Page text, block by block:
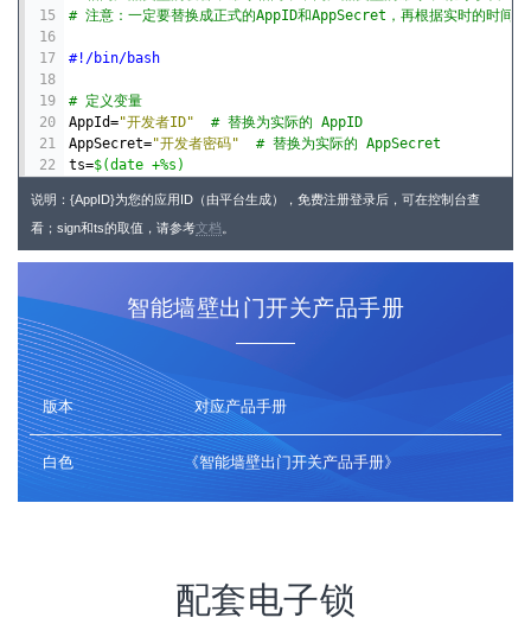
15
# 注意：一定要替换成正式的AppID和AppSecret，再根据实时的时间
16
17
#!/bin/bash
18
19
# 定义变量
20
AppId="开发者ID"
# 替换为实际的 AppID
21
AppSecret="开发者密码"
# 替换为实际的 AppSecret
22
ts=$(date +%s)
24
25
url="https://api.yoyoiot.cn/
26
order='{"power1":1}'
# 替换为实际的命令
30
31
# 构建请求体
32
postData="{\"device\": \"
33
34
# 发送请求并获取响应
35
response=$(curl -s -X POST "
36
               -H "Content-Type: application/json" \
38
说明：{AppID}为您的应用ID（由平台生成），免费注册登录后，可在控制台查
看；sign和ts的取值，请参考文档
智能墙壁出门开关产品手册
版本 对应产品手册
白色 《智能墙壁出门开关产品手册》
配套电子锁